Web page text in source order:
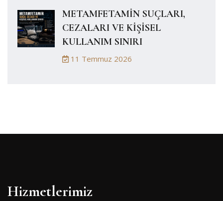
METAMFETAMİN SUÇLARI,
CEZALARI VE KİŞİSEL
KULLANIM SINIRI
11 Temmuz 2026
Hizmetlerimiz